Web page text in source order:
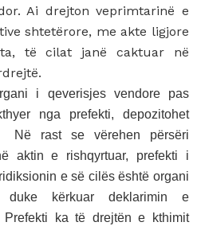
Ai drejton veprimtarinë e
shtetërore, me akte ligjore
të cilat janë caktuar në
i qeverisjes vendore pas
nga prefekti, depozitohet
Në rast se vërehen përsëri
aktin e rishqyrtuar, prefekti i
e së cilës është organi
duke kërkuar deklarimin e
ka të drejtën e kthimit